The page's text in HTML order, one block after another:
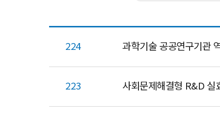
224 과학기술 공공연구기관
223 사회문제해결형 R&D 실